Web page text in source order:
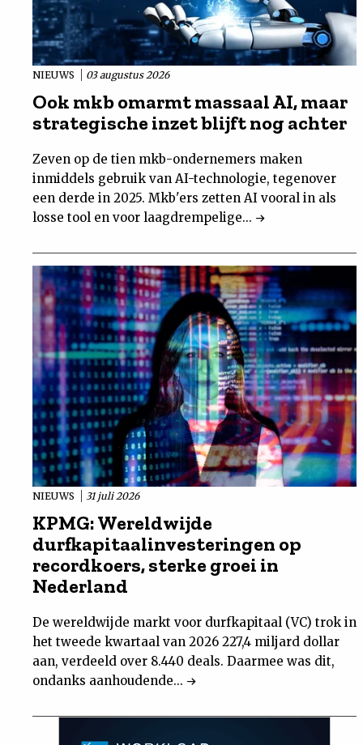
NIEUWS 03 augustus 2026
Ook mkb omarmt massaal AI, maar
strategische inzet blijft nog achter
Zeven op de tien mkb-ondernemers maken
inmiddels gebruik van AI-technologie, tegenover
een derde in 2025. Mkb'ers zetten AI vooral in als
losse tool en voor laagdrempelige...
NIEUWS 31 juli 2026
KPMG: Wereldwijde
durfkapitaalinvesteringen op
recordkoers, sterke groei in
Nederland
De wereldwijde markt voor durfkapitaal (VC) trok in
het tweede kwartaal van 2026 227,4 miljard dollar
aan, verdeeld over 8.440 deals. Daarmee was dit,
ondanks aanhoudende...